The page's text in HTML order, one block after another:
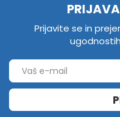
Prijavite se in